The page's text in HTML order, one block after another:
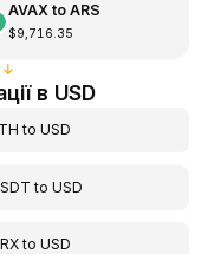
AVAXto ARS
$9,716.35
↓
в USD
toUSD
toUSD
toUSD